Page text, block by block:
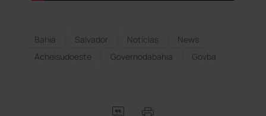
Bahia Salvador Notícias
News
Acheisudoeste
Governodabahia Govba